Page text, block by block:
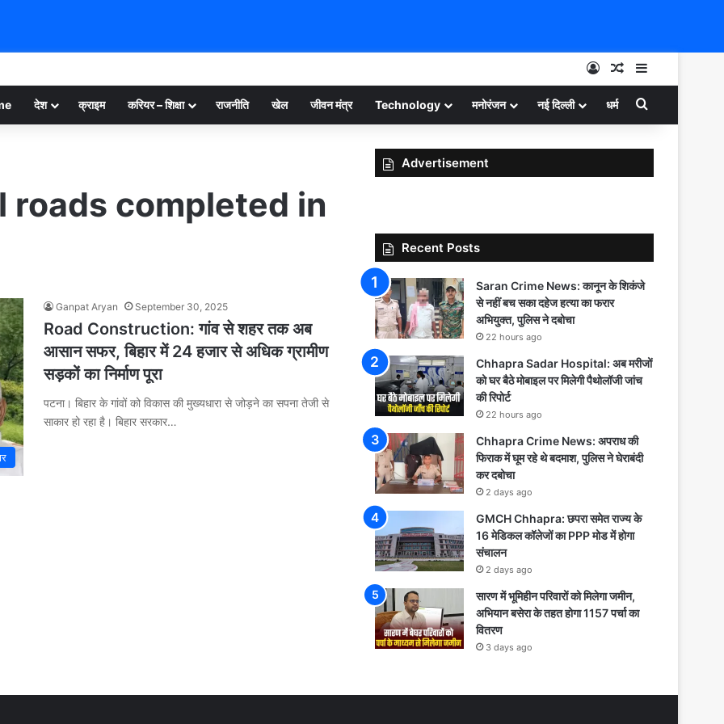
Log InRandom Article
Sidebar
देश क्राइम करियर – शिक्षा राजनीति खेल जीवन मंत्र Technology मनोरंजन नई दिल्ली धर्म Search for
completed in
Ganpat Aryan September 30, 2025
Road Construction: गांव से शहर तक अब
आसान सफर, बिहार में 24 हजार से अधिक ग्रामीण
सड़कों का निर्माण पूरा
पटना। बिहार के गांवों को विकास की मुख्यधारा से जोड़ने का सपना तेजी से
साकार हो रहा है। बिहार सरकार…
Advertisement
Recent Posts
Saran Crime News: कानून के शिकंजे
से नहीं बच सका दहेज हत्या का फरार
अभियुक्त, पुलिस ने दबोचा
22 hours ago
Chhapra Sadar Hospital: अब मरीजों
को घर बैठे मोबाइल पर मिलेगी पैथोलॉजी जांच
की रिपोर्ट
22 hours ago
Chhapra Crime News: अपराध की
फिराक में घूम रहे थे बदमाश, पुलिस ने घेराबंदी
कर दबोचा
2 days ago
GMCH Chhapra: छपरा समेत राज्य के
16 मेडिकल कॉलेजों का PPP मोड में होगा
संचालन
2 days ago
सारण में भूमिहीन परिवारों को मिलेगा जमीन,
अभियान बसेरा के तहत होगा 1157 पर्चा का
वितरण
3 days ago